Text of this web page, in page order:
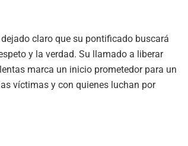
claro que su pontificado buscará
y la verdad. Su llamado a liberar
marca un inicio prometedor para un
víctimas y con quienes luchan por